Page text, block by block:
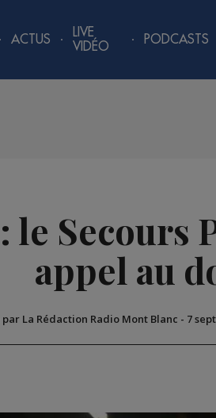
ACTUS
LIVE
VIDÉO
PODCASTS
le Secours
appel au
par La Rédaction Radio Mont Blanc - 7